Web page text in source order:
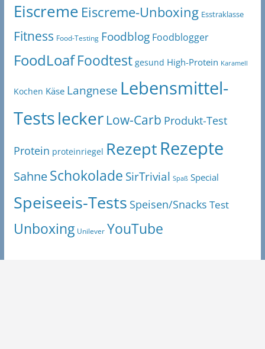
Eiscreme Eiscreme-Unboxing Esstraklasse
Fitness Food-Testing Foodblog Foodblogger
FoodLoaf Foodtest gesund High-Protein Karamell
Kochen Käse Langnese Lebensmittel-
Testslecker Low-Carb Produkt-Test
Protein proteinriegel RezeptRezepte
SahneSchokolade SirTrivial Spaß Special
Speiseeis-Tests Speisen/Snacks Test
Unboxing Unilever YouTube